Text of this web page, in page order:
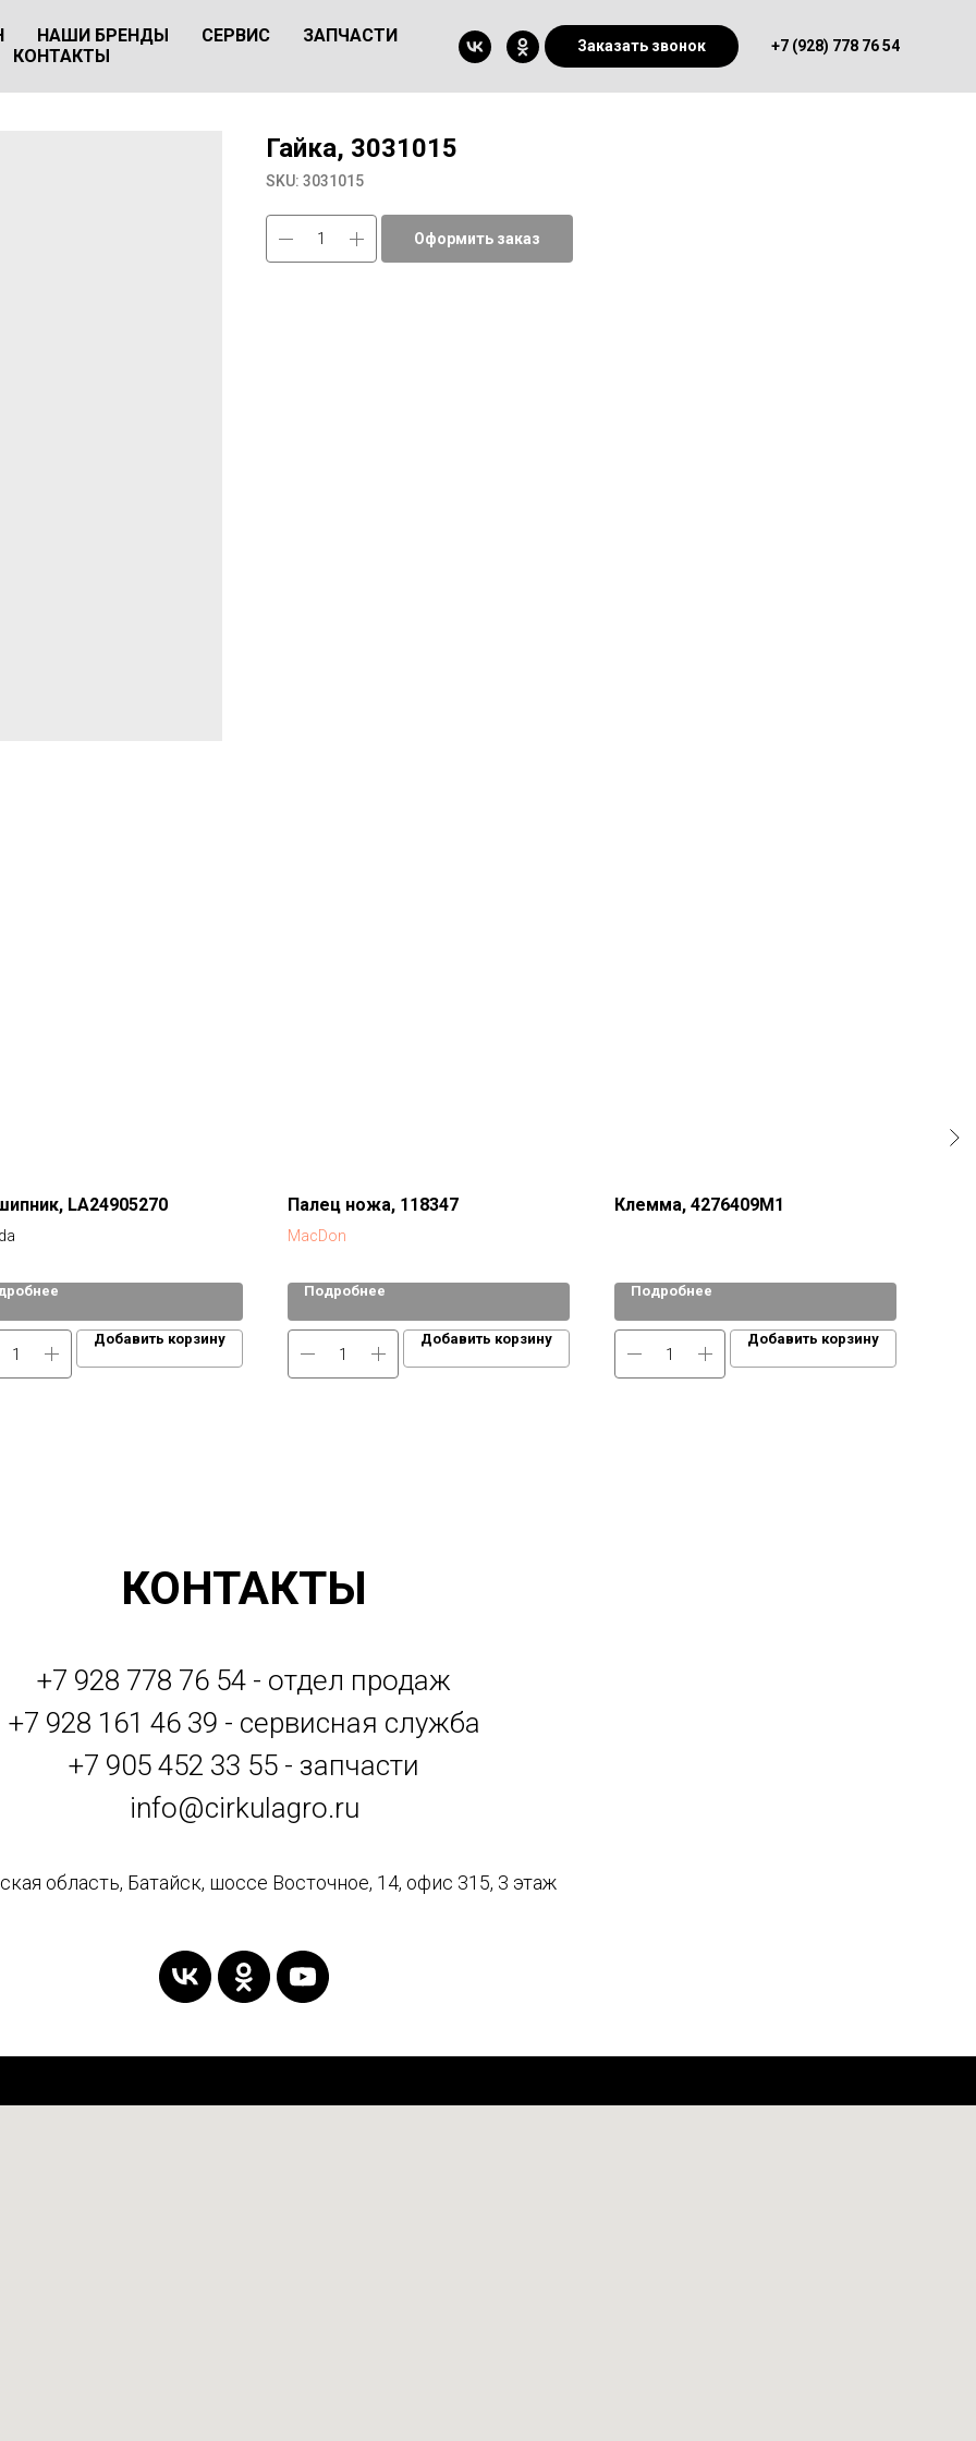
НАШИ БРЕНДЫ СЕРВИС
ЗАПЧАСТИ
КОНТАКТЫ
Заказать звонок +7 (928) 778 76 54
Гайка, 3031015
SKU: 3031015
Оформить заказ
LA24905270
Добавить корзину
Палец ножа, 118347
MacDon
Подробнее
Добавить корзину
Клемма, 4276409М1
Подробнее
Добавить корзину
КОНТАКТЫ
+7 928 778 76 54 - отдел продаж
+7 928 161 46 39 - сервисная служба
+7 905 452 33 55 - запчасти
info@cirkulagro.ru
область, Батайск, шоссе Восточное, 14, офис 315, 3 этаж